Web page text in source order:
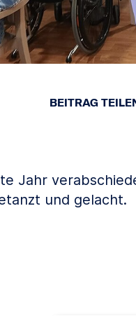
BEITRAG
Jahr
und gelacht.